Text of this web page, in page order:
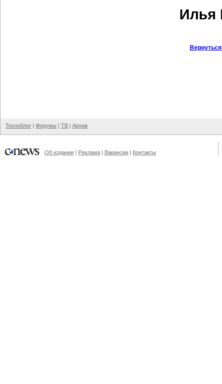
Илья
Техноблог | Форумы | ТВ | Архив
Об издании | Реклама | Вакансии | Контакты